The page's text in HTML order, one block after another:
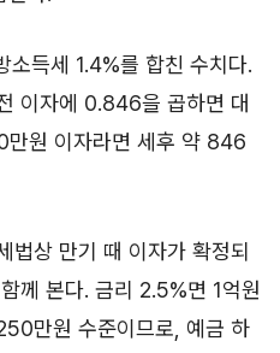
득세 1.4%를 합친 수치다.
이자에 0.846을 곱하면 대
만원 이자라면 세후 약 846
법상 만기 때 이자가 확정되
께 본다. 금리 2.5%면 1억원
만원 수준이므로, 예금 하